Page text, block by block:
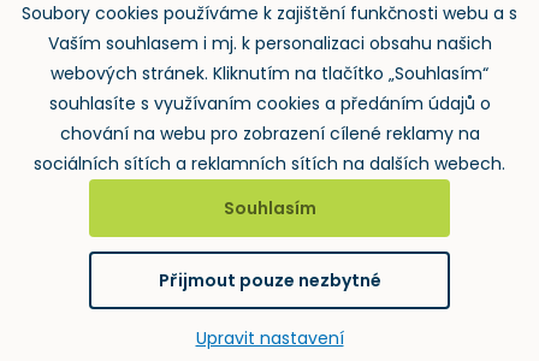
Zpětný odběr
Wolters Kluwer ČR, a.s., U nákladového nádraží 3265/10,
130 00 Praha 3 – Strašnice
GDPR
Cookies
Notifikace
vytvořilwebProgress
Soubory cookies používáme k zajištění funkčnosti webu a s
Vaším souhlasem i mj. k personalizaci obsahu našich
webových stránek. Kliknutím na tlačítko „Souhlasím“
souhlasíte s využívaním cookies a předáním údajů o
chování na webu pro zobrazení cílené reklamy na
sociálních sítích a reklamních sítích na dalších webech.
Souhlasím
Přijmout pouze nezbytné
Upravit nastavení